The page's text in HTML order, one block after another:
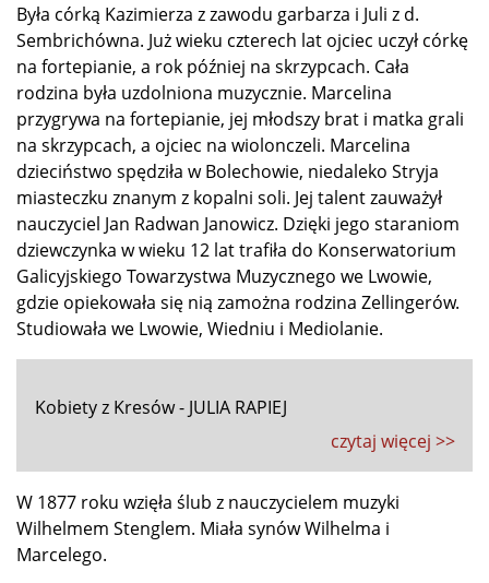
Była córką Kazimierza z zawodu garbarza i Juli z d.
Sembrichówna. Już wieku czterech lat ojciec uczył córkę
na fortepianie, a rok później na skrzypcach. Cała
rodzina była uzdolniona muzycznie. Marcelina
przygrywa na fortepianie, jej młodszy brat i matka grali
na skrzypcach, a ojciec na wiolonczeli. Marcelina
dzieciństwo spędziła w Bolechowie, niedaleko Stryja
miasteczku znanym z kopalni soli. Jej talent zauważył
nauczyciel Jan Radwan Janowicz. Dzięki jego staraniom
dziewczynka w wieku 12 lat trafiła do Konserwatorium
Galicyjskiego Towarzystwa Muzycznego we Lwowie,
gdzie opiekowała się nią zamożna rodzina Zellingerów.
Studiowała we Lwowie, Wiedniu i Mediolanie.
Kobiety z Kresów - JULIA RAPIEJ
czytaj więcej >>
W 1877 roku wzięła ślub z nauczycielem muzyki
Wilhelmem Stenglem. Miała synów Wilhelma i
Marcelego.